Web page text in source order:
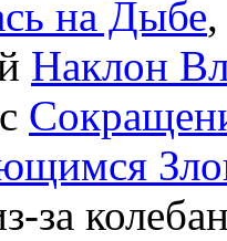
на Дыбе
Наклон
за